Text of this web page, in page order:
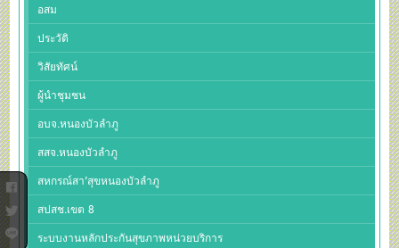
อสม
ประวัติ
วิสัยทัศน์
ผู้นำชุมชน
อบจ.หนองบัวลำภู
สสจ.หนองบัวลำภู
สหกรณ์สา’สุขหนองบัวลำภู
สปสช.เขต 8
ระบบงานหลักประกันสุขภาพหน่วยบริการ